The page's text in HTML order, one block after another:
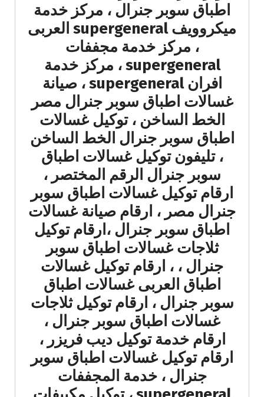
اطباق سوبر جنرال ، مركز خدمة
ميكروويف supergeneral العربى
، مركز خدمة مجففات
supergeneral ، مركز خدمة
افران supergeneral ، صيانة
غسالات اطباق سوبر جنرال مصر
الخط الساخن ، توكيل غسالات
اطباق سوبر جنرال الخط الساخن
، تليفون توكيل غسالات اطباق
سوبر جنرال الرقم المختصر ،
ارقام توكيل غسالات اطباق سوبر
جنرال مصر ، ارقام صيانة غسالات
اطباق سوبر جنرال ،ارقام توكيل
ثلاجات غسالات اطباق سوبر
جنرال ، ، ارقام توكيل غسالات
اطباق العربى غسالات اطباق
سوبر جنرال ، ارقام توكيل ثلاجات
غسالات اطباق سوبر جنرال ،
ارقام خدمة توكيل ديب فريزر ،
ارقام توكيل غسالات اطباق سوبر
جنرال ، خدمة المجففات